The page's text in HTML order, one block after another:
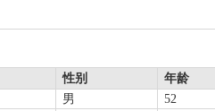
性别
年龄
男
52